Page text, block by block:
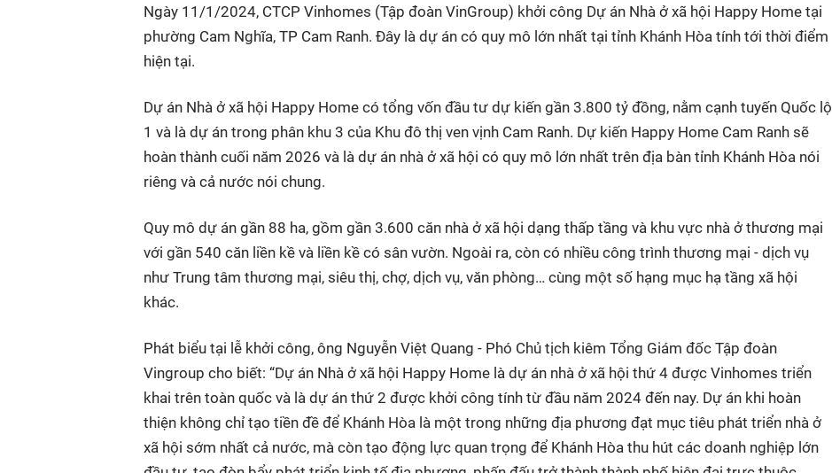
Ngày 11/1/2024, CTCP Vinhomes (Tập đoàn VinGroup) khởi công Dự án Nhà ở xã hội Happy Home tại
phường Cam Nghĩa, TP Cam Ranh. Đây là dự án có quy mô lớn nhất tại tỉnh Khánh Hòa tính tới thời điểm
hiện tại.
Dự án Nhà ở xã hội Happy Home có tổng vốn đầu tư dự kiến gần 3.800 tỷ đồng, nằm cạnh tuyến Quốc lộ
1 và là dự án trong phân khu 3 của Khu đô thị ven vịnh Cam Ranh. Dự kiến Happy Home Cam Ranh sẽ
hoàn thành cuối năm 2026 và là dự án nhà ở xã hội có quy mô lớn nhất trên địa bàn tỉnh Khánh Hòa nói
riêng và cả nước nói chung.
Quy mô dự án gần 88 ha, gồm gần 3.600 căn nhà ở xã hội dạng thấp tầng và khu vực nhà ở thương mại
với gần 540 căn liền kề và liền kề có sân vườn. Ngoài ra, còn có nhiều công trình thương mại - dịch vụ
như Trung tâm thương mại, siêu thị, chợ, dịch vụ, văn phòng… cùng một số hạng mục hạ tầng xã hội
khác.
Phát biểu tại lễ khởi công, ông Nguyễn Việt Quang - Phó Chủ tịch kiêm Tổng Giám đốc Tập đoàn
Vingroup cho biết: “Dự án Nhà ở xã hội Happy Home là dự án nhà ở xã hội thứ 4 được Vinhomes triển
khai trên toàn quốc và là dự án thứ 2 được khởi công tính từ đầu năm 2024 đến nay. Dự án khi hoàn
thiện không chỉ tạo tiền đề để Khánh Hòa là một trong những địa phương đạt mục tiêu phát triển nhà ở
xã hội sớm nhất cả nước, mà còn tạo động lực quan trọng để Khánh Hòa thu hút các doanh nghiệp lớn